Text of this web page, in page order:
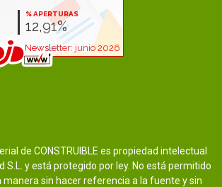
de CONSTRUIBLE es propiedad intelectual
S.L. y está protegido por ley. No está permitido
sin hacer referencia a la fuente y sin